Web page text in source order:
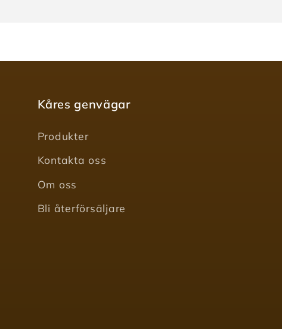
Kåres genvägar
Produkter
Kontakta oss
Om oss
Bli återförsäljare